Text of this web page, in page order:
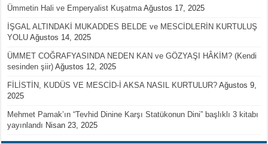
Ümmetin Hali ve Emperyalist Kuşatma Ağustos 17, 2025
İŞGAL ALTINDAKİ MUKADDES BELDE ve MESCİDLERİN KURTULUŞ
YOLU Ağustos 14, 2025
ÜMMET COĞRAFYASINDA NEDEN KAN ve GÖZYAŞI HÂKİM? (Kendi
sesinden şiir) Ağustos 12, 2025
FİLİSTİN, KUDÜS VE MESCİD-İ AKSA NASIL KURTULUR? Ağustos 9,
2025
Mehmet Pamak’ın “Tevhid Dinine Karşı Statükonun Dini” başlıklı 3 kitabı
yayınlandı Nisan 23, 2025